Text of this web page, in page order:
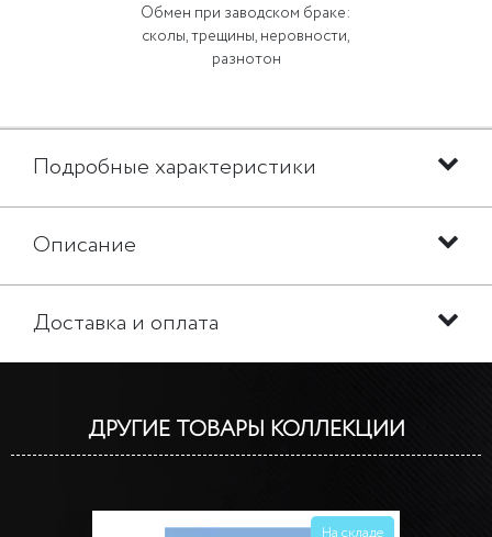
Обмен при заводском браке:
сколы, трещины, неровности,
разнотон
Подробные характеристики
Описание
Доставка и оплата
ДРУГИЕ ТОВАРЫ КОЛЛЕКЦИИ
На складе